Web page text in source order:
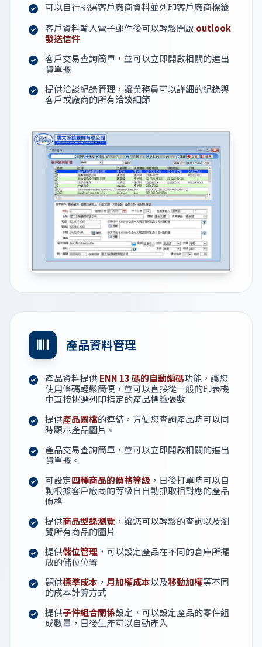
可以自行挑選客戶廠商資料並列印客戶廠商標籤
客戶資料輸入電子郵件後可以輕鬆開啟 outlook
發送信件
客戶交易查詢簡單，並可以立即開啟相關的進出
貨單據
提供洽談紀錄管理，讓業務員可以詳細的紀錄與
客戶或廠商的所有洽談細節
產品資料管理
產品資料提供ENN 13 碼的自動編碼功能，讓您
使用條碼輕鬆簡便，並可以直接從一般的印表機
中直接挑選列印指定的產品標籤張數
提供產品圖檔的連結，方便您查詢產品時可以同
時顯示產品圖片。
產品交易查詢簡單，並可以立即開啟相關的進出
貨單據。
可設定四種商品的價格等級 ，日後打單時可以自
動根據客戶廠商的等級自自動抓取相對應的產品
價格
提供商品型錄瀏覽 ，讓您可以輕鬆的查詢以及瀏
覽所有商品的圖片
提供儲位管理 ，可以設定產品在不同的倉庫所擺
放的儲位位置
題供標準成本 ， 月加權成本以及移動加權等不同
的成本計算方式
提供子件組合關係設定，可以設定產品的零件組
成數量，日後生產可以自動產入